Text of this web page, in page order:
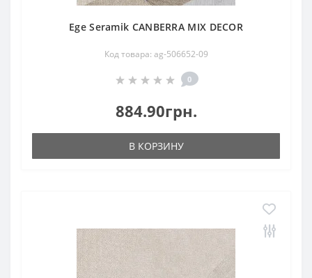
Ege Seramik CANBERRA MIX DECOR
Код товара: ag-506652-09
0
884.90грн.
В КОРЗИНУ